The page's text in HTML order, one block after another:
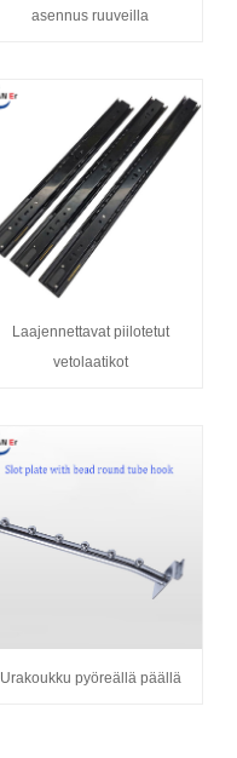
asennus ruuveilla
Laajennettavat piilotetut
vetolaatikot
Urakoukku pyöreällä päällä